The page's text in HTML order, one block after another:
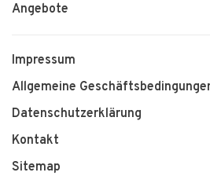
Angebote
Impressum
Allgemeine
Datenschutzerklärung
Kontakt
Sitemap